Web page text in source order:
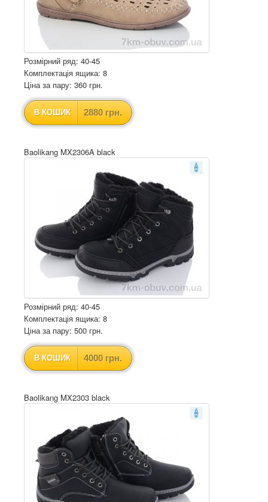
Розмірний ряд: 40-45
Комплектація ящика: 8
Ціна за пару: 360 грн.
В КОШИК 2880 грн.
Baolikang MX2306A black
Розмірний ряд: 40-45
Комплектація ящика: 8
Ціна за пару: 500 грн.
В КОШИК 4000 грн.
Baolikang MX2303 black